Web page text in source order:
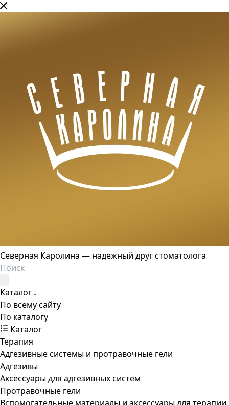
Северная Каролина — надежный друг стоматолога
Каталог
По всему сайту
По каталогу
Каталог
Терапия
Адгезивные системы и протравочные гели
Адгезивы
Аксессуары для адгезивных систем
Протравочные гели